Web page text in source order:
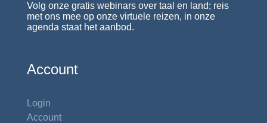
Volg onze gratis webinars over taal en land; reis
met ons mee op onze virtuele reizen, in onze
agenda staat het aanbod.
Account
Login
Account